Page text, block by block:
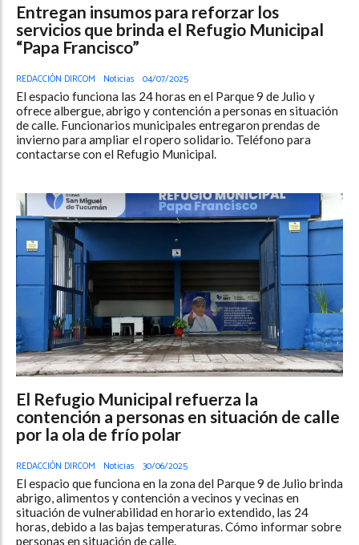
Entregan insumos para reforzar los
servicios que brinda el Refugio Municipal
“Papa Francisco”
REDACCIÓN DIRCOM Noticias 04/07/2025
El espacio funciona las 24 horas en el Parque 9 de Julio y
ofrece albergue, abrigo y contención a personas en situación
de calle. Funcionarios municipales entregaron prendas de
invierno para ampliar el ropero solidario. Teléfono para
contactarse con el Refugio Municipal.
El Refugio Municipal refuerza la
contención a personas en situación de calle
por la ola de frío polar
REDACCIÓN DIRCOM Noticias 30/06/2025
El espacio que funciona en la zona del Parque 9 de Julio brinda
abrigo, alimentos y contención a vecinos y vecinas en
situación de vulnerabilidad en horario extendido, las 24
horas, debido a las bajas temperaturas. Cómo informar sobre
personas en situación de calle.